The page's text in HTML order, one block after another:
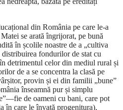
din România pe care le-a
Matei se arată îngrijorat, pe bună
în școlile noastre de a „cultiva
distribuirea fondurilor de stat cu
detrimentul celor din mediul rural și
de a se concentra la clasă pe
provin și ei din familii „bune”
înseamnă pur și simplu
de oameni cu bani, care pot
în care le învață progenitura),